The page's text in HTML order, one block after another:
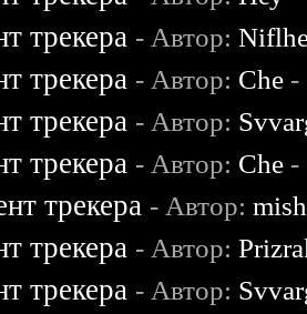
трекера - Автор:
трекера - Автор: Che -
трекера - Автор:
трекера - Автор: Che -
трекера - Автор:
трекера - Автор:
трекера - Автор: